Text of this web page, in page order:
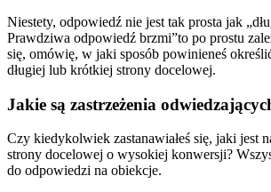
Niestety, odpowiedź nie jest tak prosta jak
Prawdziwa odpowiedź brzmi”to po prostu
się, omówię, w jaki sposób powinieneś
długiej lub krótkiej strony docelowej.
Jakie są zastrzeżenia
Czy kiedykolwiek zastanawiałeś się, jaki jest
strony docelowej o wysokiej konwersji?
do odpowiedzi na obiekcje.